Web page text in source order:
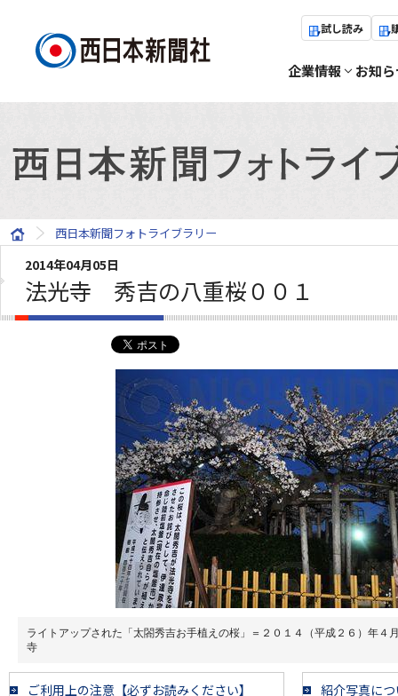
試し読み
企業情報 お知
西日本新聞フォトライブラリー
2014年04月05日
法光寺 秀吉の八重桜００１
ライトアップされた「太閤秀吉お手植えの桜」＝２０１４（平成２６）年４
寺
ご利用上の注意【必ずお読みください】 紹介写真に